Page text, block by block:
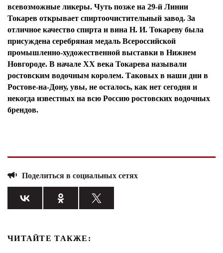
всевозможные ликеры. Чуть позже на 29-й Линии
Токарев открывает спиртоочистительный завод. За
отличное качество спирта и вина Н. И. Токареву была
присуждена серебряная медаль Всероссийской
промышленно-художественной выставки в Нижнем
Новгороде. В начале ХХ века Токарева называли
ростовским водочным королем. Таковых в наши дни в
Ростове-на-Дону, увы, не осталось, как нет сегодня и
некогда известных на всю Россию ростовских водочных
брендов.
Поделиться в социальных сетях
ЧИТАЙТЕ ТАКЖЕ:
Я согласен сполитикой конфиденциальности и
защиты информации*
Я согласен с
политикой конфиденциальности и
защиты информации*